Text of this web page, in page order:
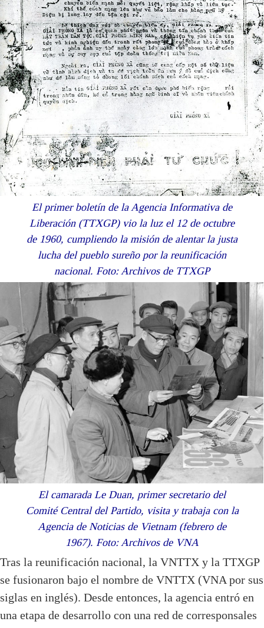
El primer boletín de la Agencia Informativa de
Liberación (TTXGP) vio la luz el 12 de octubre
de 1960, cumpliendo la misión de alentar la justa
lucha del pueblo sureño por la reunificación
nacional. Foto: Archivos de TTXGP
El camarada Le Duan, primer secretario del
Comité Central del Partido, visita y trabaja con la
Agencia de Noticias de Vietnam (febrero de
1967). Foto: Archivos de VNA
Tras la reunificación nacional, la VNTTX y la TTXGP
se fusionaron bajo el nombre de VNTTX (VNA por sus
siglas en inglés). Desde entonces, la agencia entró en
una etapa de desarrollo con una red de corresponsales